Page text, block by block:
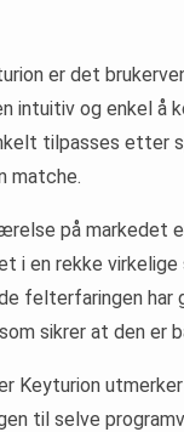
er det
intuitiv og enkel å
tilpasses etter
matche.
på markedet
i en rekke
felterfaringen
sikrer at den
Keyturion
til selve